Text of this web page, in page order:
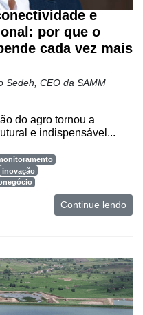
e
por que o
cada vez mais
Sedeh, CEO da SAMM
do agro tornou a
e indispensável...
inovação
Continue lendo